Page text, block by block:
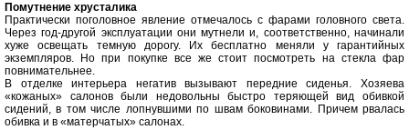
Помутнение хрусталика
Практически поголовное явление отмечалось с фарами головного света.
Через год-другой эксплуатации они мутнели и, соответственно, начинали
хуже освещать темную дорогу. Их бесплатно меняли у гарантийных
экземпляров. Но при покупке все же стоит посмотреть на стекла фар
повнимательнее.
В отделке интерьера негатив вызывают передние сиденья. Хозяева
«кожаных» салонов были недовольны быстро теряющей вид обивкой
сидений, в том числе лопнувшими по швам боковинами. Причем рвалась
обивка и в «матерчатых» салонах.